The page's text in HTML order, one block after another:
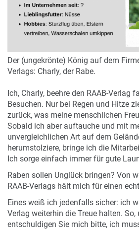
Der (ungekrönte) König auf dem
Verlags: Charly, der Rabe.
Ich, Charly, beehre den RAAB-Verlag
Besuchen. Nur bei Regen und Hitze
zurück, was meine menschlichen
Sobald ich aber auftauche und mit
unvergleichlichen Art auf dem
herumstolziere, bringe ich die
Ich sorge einfach immer für gute
Raben sollen Unglück bringen? Von
RAAB-Verlags hält mich für einen
Eines weiß ich jedenfalls sicher: ich
Verlag weiterhin die Treue halten. So,
entschuldigen Sie mich bitte, ich